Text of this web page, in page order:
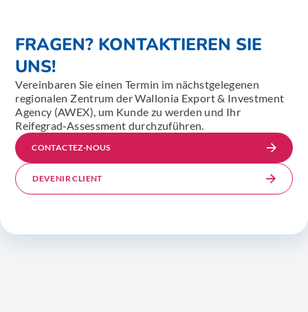
FRAGEN? KONTAKTIEREN SIE
UNS!
Vereinbaren Sie einen Termin im nächstgelegenen
regionalen Zentrum der Wallonia Export & Investment
Agency (AWEX), um Kunde zu werden und Ihr
Reifegrad‑Assessment durchzuführen.
CONTACTEZ-NOUS
DEVENIR CLIENT